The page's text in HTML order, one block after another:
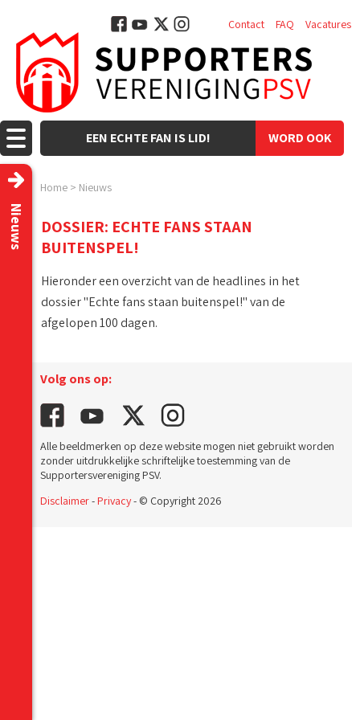
WORD OOK
EEN ECHTE FAN IS LID!
Contact FAQ Vacatures
Home > Nieuws
Nieuws
DOSSIER: ECHTE FANS STAAN
BUITENSPEL!
Hieronder een overzicht van de headlines in het
dossier "Echte fans staan buitenspel!" van de
afgelopen 100 dagen.
Volg ons op:
Alle beeldmerken op deze website mogen niet gebruikt worden
zonder uitdrukkelijke schriftelijke toestemming van de
Supportersvereniging PSV.
Disclaimer-Privacy- © Copyright 2026